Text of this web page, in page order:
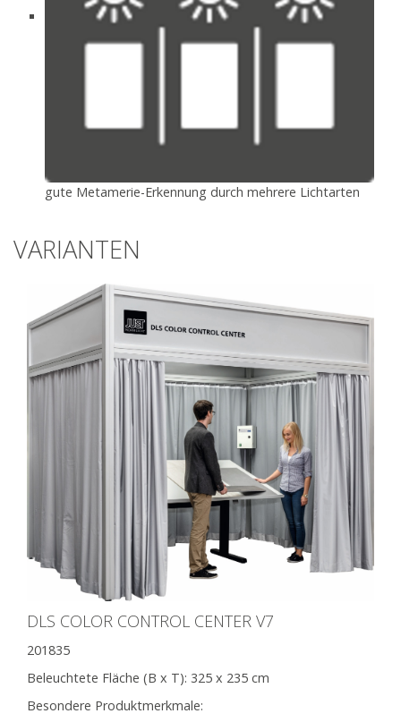
gute Metamerie-Erkennung durch mehrere Lichtarten
VARIANTEN
DLS COLOR CONTROL CENTER V7
201835
Beleuchtete Fläche (B x T): 325 x 235 cm
Besondere Produktmerkmale: